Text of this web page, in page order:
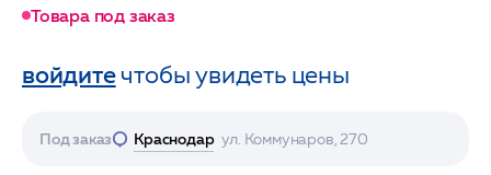
Товара под заказ
войдитечтобы увидеть цены
Под заказ Краснодар ул. Коммунаров, 270